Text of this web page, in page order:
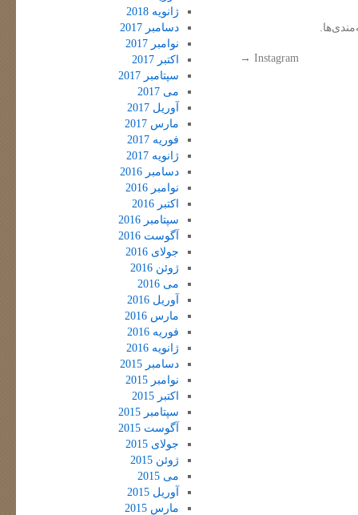
Instagram
→
ژانویه 2018
دسامبر 2017
نوامبر 2017
اکتبر 2017
سپتامبر 2017
می 2017
آوریل 2017
مارس 2017
فوریه 2017
ژانویه 2017
دسامبر 2016
نوامبر 2016
اکتبر 2016
سپتامبر 2016
آگوست 2016
جولای 2016
ژوئن 2016
می 2016
آوریل 2016
مارس 2016
فوریه 2016
ژانویه 2016
دسامبر 2015
نوامبر 2015
اکتبر 2015
سپتامبر 2015
آگوست 2015
جولای 2015
ژوئن 2015
می 2015
آوریل 2015
مارس 2015